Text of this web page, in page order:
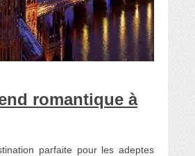
romantique à
parfaite pour les adeptes